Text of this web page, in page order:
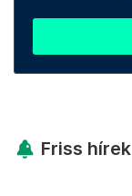
Friss hírek